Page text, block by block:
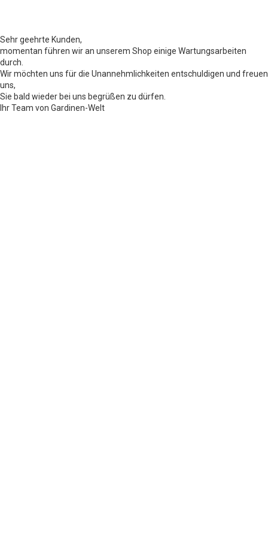
Sehr geehrte Kunden,
momentan führen wir an unserem Shop einige Wartungsarbeiten
durch.
Wir möchten uns für die Unannehmlichkeiten entschuldigen und freuen
uns,
Sie bald wieder bei uns begrüßen zu dürfen.
Ihr Team von Gardinen-Welt